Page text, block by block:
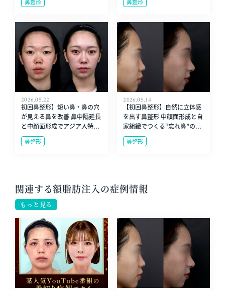
2026.05.22
初回鼻整形】短い鼻・鼻の穴
が見える鼻を改善 鼻中隔延長
と中顔面形成でアジア人特...
鼻整形
2026.05.14
【初回鼻整形】自然に立体感
を出す鼻整形 中顔面形成と自
家組織でつくる“忘れ鼻”の...
鼻整形
関連する額脂肪注入の症例情報
もっと見る